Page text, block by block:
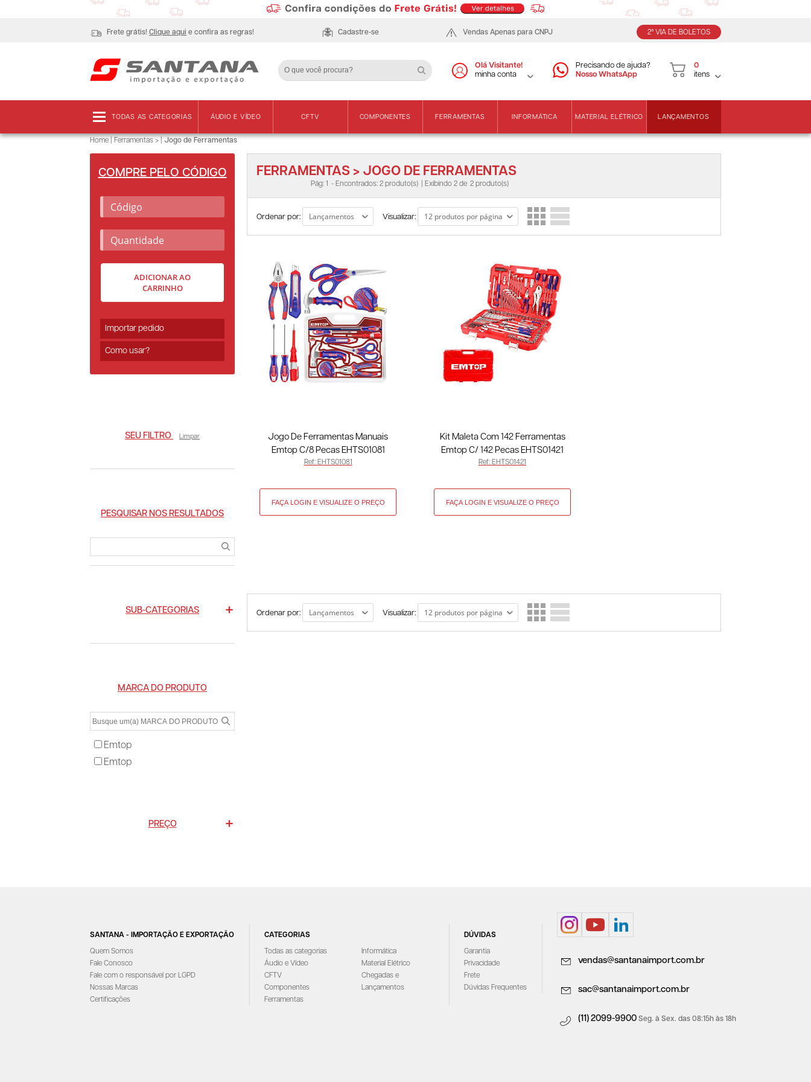
Frete grátis! Clique aqui e confira as regras! Cadastre-se Vendas Apenas para CNPJ 2ª VIA DE BOLETOS
Olá Visitante!
minha conta
Precisando de ajuda?
Nosso WhatsApp
0
itens
TODAS AS CATEGORIAS ÁUDIO E VÍDEO CFTV COMPONENTES FERRAMENTAS INFORMÁTICA MATERIAL ELÉTRICO LANÇAMENTOS
Home Ferramentas > Jogo de Ferramentas
COMPRE PELO CÓDIGO
ADICIONAR AO
CARRINHO
Importar pedido
Como usar?
SEU FILTRO Limpar
PESQUISAR NOS RESULTADOS
SUB-CATEGORIAS
MARCA DO PRODUTO
Emtop
Emtop
PREÇO
FERRAMENTAS > JOGO DE FERRAMENTAS
Pág: 1 - Encontrados: 2 produto(s) | Exibindo 2 de 2 produto(s)
Ordenar por: Visualizar:
Jogo De Ferramentas Manuais
Emtop C/8 Pecas EHTS01081
Ref: EHTS01081
Kit Maleta Com 142 Ferramentas
Emtop C/ 142 Pecas EHTS01421
Ref: EHTS01421
Ordenar por: Visualizar:
SANTANA - IMPORTAÇÃO E EXPORTAÇÃO
Quem Somos
Fale Conosco
Fale com o responsável por LGPD
Nossas Marcas
Certificações
CATEGORIAS
Todas as categorias
Áudio e Vídeo
CFTV
Componentes
Ferramentas
Informática
Material Elétrico
Chegadas e
Lançamentos
DÚVIDAS
Garantia
Privacidade
Frete
Dúvidas Frequentes
vendas@santanaimport.com.br
sac@santanaimport.com.br
(11) 2099-9900 Seg. à Sex. das 08:15h às 18h